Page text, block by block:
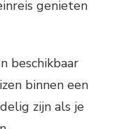
genieten
beschikbaar
binnen een
zijn als je